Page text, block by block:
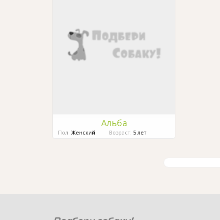
Альба
Пол: Женский Возраст: 5 лет